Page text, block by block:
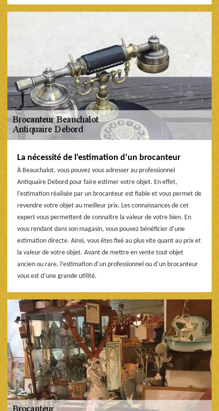
La nécessité de l’estimation d’un brocanteur
À Beauchalot, vous pouvez vous adresser au professionnel
Antiquaire Debord pour faire estimer votre objet. En effet,
l’estimation réalisée par un brocanteur est fiable et vous permet de
revendre votre objet au meilleur prix. Les connaissances de cet
expert vous permettent de connaître la valeur de votre bien. En
vous rendant dans son magasin, vous pouvez bénéficier d’une
estimation directe. Ainsi, vous êtes fixé au plus vite quant au prix et
la valeur de votre objet. Avant de mettre en vente tout objet
ancien ou rare, l’estimation d’un professionnel ou d’un brocanteur
vous est d’une grande utilité.